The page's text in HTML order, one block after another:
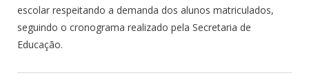
escolar respeitando a demanda dos alunos matriculados,
seguindo o cronograma realizado pela Secretaria de
Educação.